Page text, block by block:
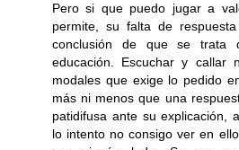
Pero si que puedo jugar a
permite, su falta de
conclusión de que se trata
educación. Escuchar y
modales que exige lo pedido
más ni menos que una
patidifusa ante su explicación,
lo intento no consigo ver en